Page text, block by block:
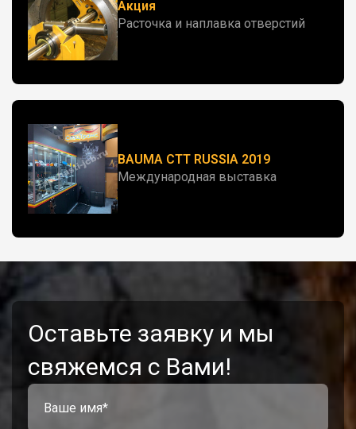
Акция
Расточка и наплавка отверстий
BAUMA CTT RUSSIA 2019
Международная выставка
Оставьте заявку и мы
свяжемся с Вами!